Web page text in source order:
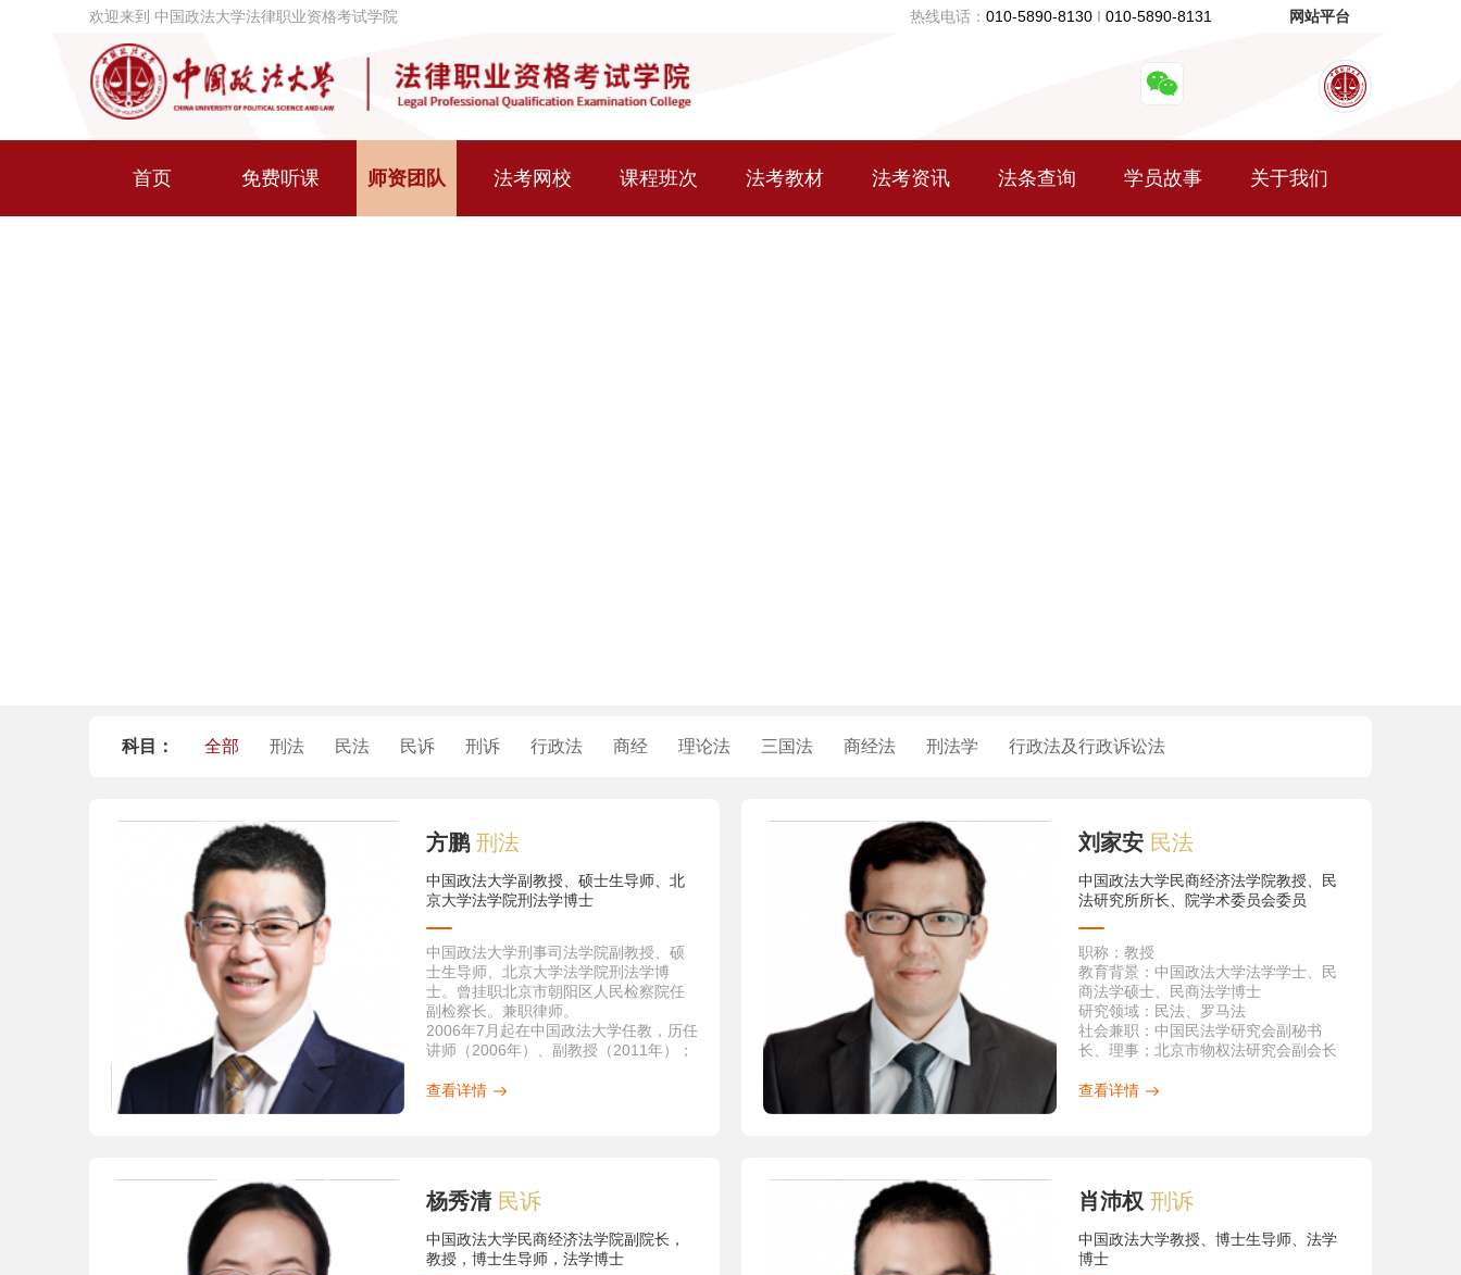
欢迎来到 中国政法大学法律职业资格考试学院 热线电话： 010-5890-8130 I 010-5890-8131 网站平台
首页 免费听课 师资团队 法考网校 课程班次 法考教材 法考资讯 法条查询 学员故事 关于我们
科目： 全部 刑法 民法 民诉 刑诉 行政法 商经 理论法 三国法 商经法 刑法学 行政法及行政诉讼法
方鹏 刑法
中国政法大学副教授、硕士生导师、北
京大学法学院刑法学博士
中国政法大学刑事司法学院副教授、硕
士生导师、北京大学法学院刑法学博
士。曾挂职北京市朝阳区人民检察院任
副检察长。兼职律师。
2006年7月起在中国政法大学任教，历任
讲师（2006年）、副教授（2011年）；
著有《出罪事由的体系和理论》，译有
主要研究领域为中国刑法学、刑法适用
方法论。讲授的课程有：刑法学总论、
例研习、刑法研讨课。
主持北京高等学校“青年英才计划”（刑法
查看详情
刘家安 民法
中国政法大学民商经济法学院教授、民
法研究所所长、院学术委员会委员
职称 ：教授
教育背景 ：中国政法大学法学学士、民
商法学硕士、民商法学博士
研究领域 ：民法、罗马法
社会兼职 ：中国民法学研究会副秘书
长、理事；北京市物权法研究会副会长
师”称号；连续五届获“最受本科生欢迎的
大学出版社2015年版
2. 《债法案例研习》，中国政法大学出
3. 《债法：一般原理与合同》，中国政
法大学出版社2012年版
查看详情
杨秀清 民诉
中国政法大学民商经济法学院副院长，
教授，博士生导师，法学博士
肖沛权 刑诉
中国政法大学教授、博士生导师、法学
博士